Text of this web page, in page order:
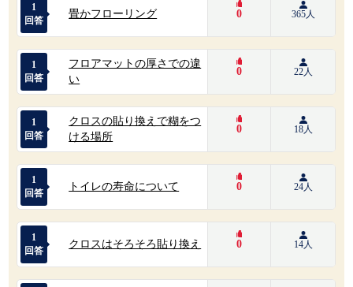
1
回答
畳かフローリング 0 365人
1
回答
フロアマットの厚さでの違
い
0 22人
1
回答
クロスの貼り換えで糊をつ
ける場所
0 18人
1
回答
トイレの寿命について 0 24人
1
回答
クロスはそろそろ貼り換え 0 14人